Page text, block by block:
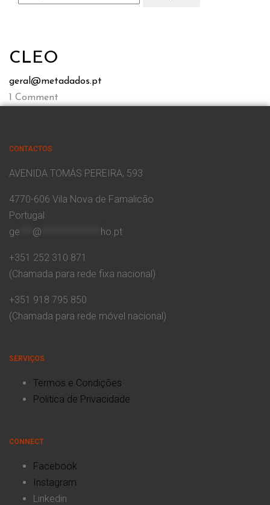
CLEO
geral@metadados.pt
Comment
CONTACTOS
AVENIDA TOMÁS PEREIRA, 593
4770-606 Vila Nova de Famalicão
Portugal
ge
@ ho.pt
+351 252 310 871
(Chamada para rede fixa nacional)
+351 918 795 850
(Chamada para rede móvel nacional)
SERVIÇOS
Termos e Condições
Politica de Privacidade
CONNECT
Facebook
Instagram
Linkedin